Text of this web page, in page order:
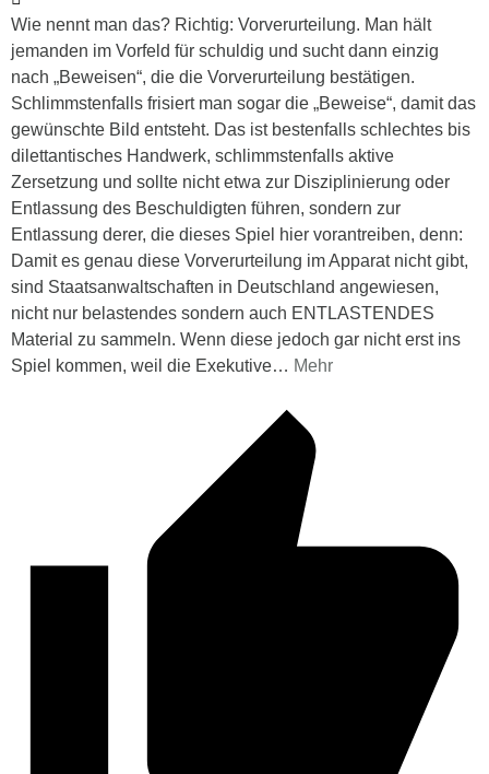
Wie nennt man das? Richtig: Vorverurteilung. Man hält
jemanden im Vorfeld für schuldig und sucht dann einzig
nach „Beweisen“, die die Vorverurteilung bestätigen.
Schlimmstenfalls frisiert man sogar die „Beweise“, damit das
gewünschte Bild entsteht. Das ist bestenfalls schlechtes bis
dilettantisches Handwerk, schlimmstenfalls aktive
Zersetzung und sollte nicht etwa zur Disziplinierung oder
Entlassung des Beschuldigten führen, sondern zur
Entlassung derer, die dieses Spiel hier vorantreiben, denn:
Damit es genau diese Vorverurteilung im Apparat nicht gibt,
sind Staatsanwaltschaften in Deutschland angewiesen,
nicht nur belastendes sondern auch ENTLASTENDES
Material zu sammeln. Wenn diese jedoch gar nicht erst ins
Spiel kommen, weil die Exekutive… Mehr